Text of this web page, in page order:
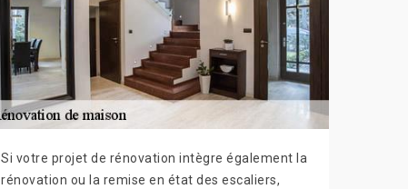
Si votre projet de rénovation intègre également la
rénovation ou la remise en état des escaliers,